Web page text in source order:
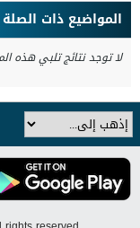
المواضيع ذات الصلة
لا توجد نتائج تلبي هذه